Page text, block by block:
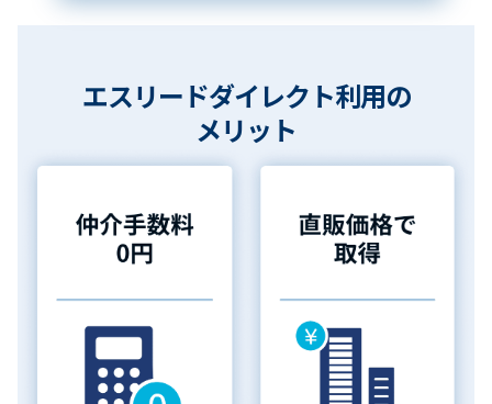
エスリードダイレクト利用の
メリット